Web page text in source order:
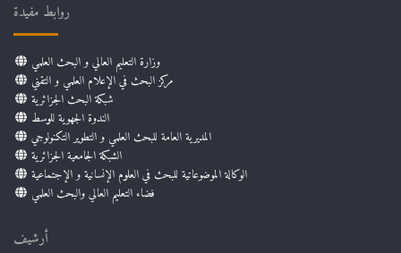
روابط مفيدة
وزارة التعليم العالي و البحث العلمي
مركز البحث في الإعلام العلمي و التقني
شبكة البحث الجزائرية
الندوة الجهوية للوسط
المديرية العامة للبحث العلمي و التطوير التكنولوجي
الشبكة الجامعية الجزائرية
الوكالة الموضوعاتية للبحث في العلوم الإنسانية و الإجتماعية
فضاء التعليم العالي والبحث العلمي
أرشيف